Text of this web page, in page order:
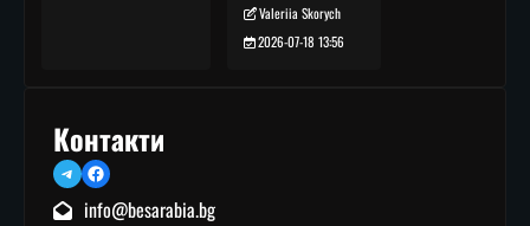
Valeriia Skorych
2026-07-18 13:56
Контакти
TelegramFacebook
info@besarabia.bg